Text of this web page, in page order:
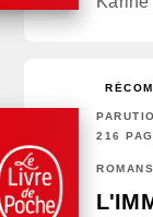
216
ROMANS